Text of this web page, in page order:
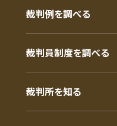
裁判例を調べる
裁判員制度を調べる
裁判所を知る